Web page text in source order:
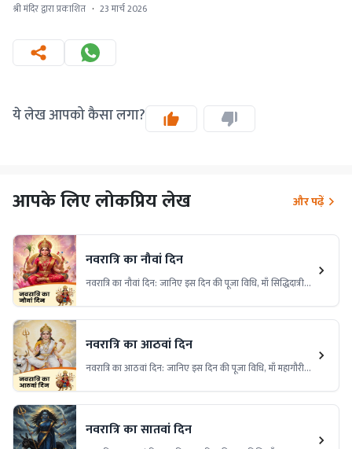
श्री मंदिर द्वारा प्रकाशित · 23 मार्च 2026
ये लेख आपको कैसा लगा?
आपके लिए लोकप्रिय लेख और पढ़ें
नवरात्रि का नौवां दिन
नवरात्रि का नौवां दिन: जानिए इस दिन की पूजा विधि, माँ सिद्धिदात्री
की कृपा प्राप्त करने के लिए आवश्यक उपायों और अनुष्ठान के बारे में
नवरात्रि का आठवां दिन
नवरात्रि का आठवां दिन: जानिए इस दिन की पूजा विधि, माँ महागौरी
की कृपा प्राप्त करने के लिए महत्वपूर्ण उपायों और अनुष्ठान के बारे में
नवरात्रि का सातवां दिन